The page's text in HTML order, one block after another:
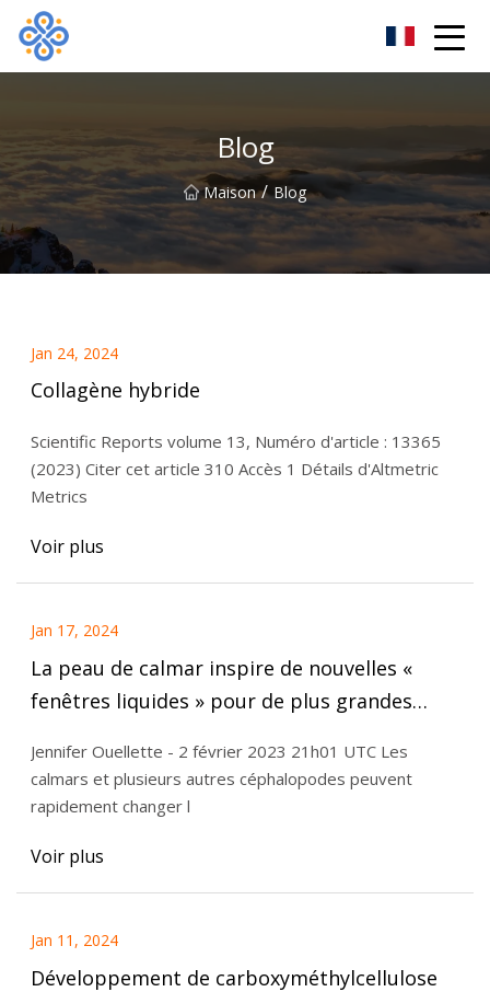
Blog
Maison / Blog
Jan 24, 2024
Collagène hybride
Scientific Reports volume 13, Numéro d'article : 13365
(2023) Citer cet article 310 Accès 1 Détails d'Altmetric
Metrics
Voir plus
Jan 17, 2024
La peau de calmar inspire de nouvelles «
fenêtres liquides » pour de plus grandes
Jennifer Ouellette - 2 février 2023 21h01 UTC Les
calmars et plusieurs autres céphalopodes peuvent
rapidement changer l
Voir plus
Jan 11, 2024
Développement de carboxyméthylcellulose